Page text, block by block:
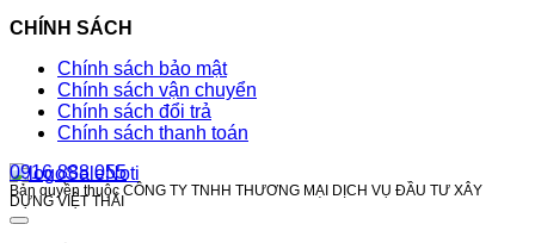
CHÍNH SÁCH
Chính sách bảo mật
Chính sách vận chuyển
Chính sách đổi trả
Chính sách thanh toán
0916 888 055
Bản quyền thuộc CÔNG TY TNHH THƯƠNG MẠI DỊCH VỤ ĐẦU TƯ XÂY
DỰNG VIỆT THÁI